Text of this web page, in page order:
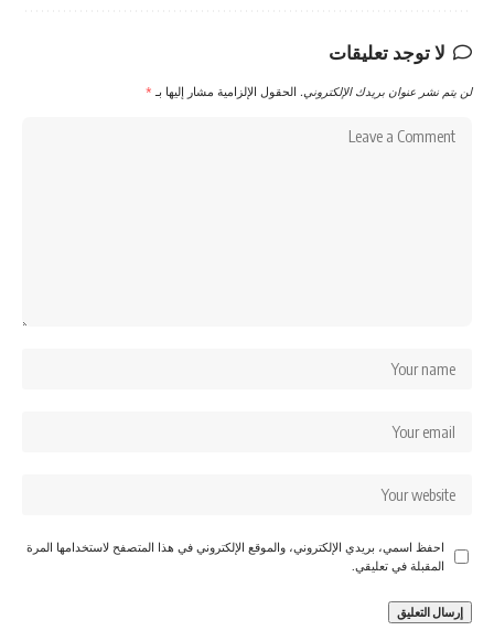
لا توجد تعليقات
لن يتم نشر عنوان بريدك الإلكتروني. الحقول الإلزامية مشار إليها بـ *
احفظ اسمي، بريدي الإلكتروني، والموقع الإلكتروني في هذا المتصفح لاستخدامها المرة
المقبلة في تعليقي.